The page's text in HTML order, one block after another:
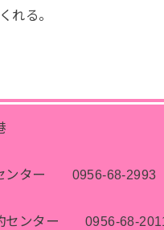
れる。
ンター 0956-68-2993
センター 0956-68-